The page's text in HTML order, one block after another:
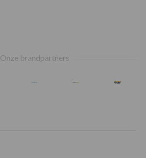
Onze brandpartners